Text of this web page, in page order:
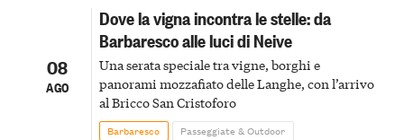
08
AGO
Dove la vigna incontra le stelle: da
Barbaresco alle luci di Neive
Una serata speciale tra vigne, borghi e
panorami mozzafiato delle Langhe, con l’arrivo
al Bricco San Cristoforo
Barbaresco Passeggiate & Outdoor